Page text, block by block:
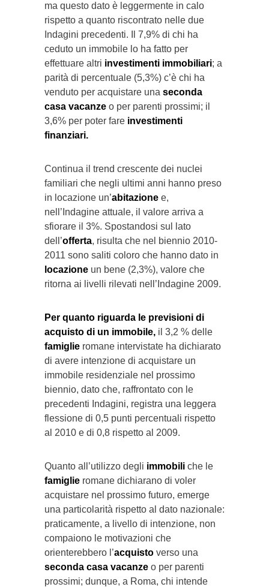
ma questo dato è leggermente in calo
rispetto a quanto riscontrato nelle due
Indagini precedenti. Il 7,9% di chi ha
ceduto un immobile lo ha fatto per
effettuare altri investimenti immobiliari; a
parità di percentuale (5,3%) c’è chi ha
venduto per acquistare una seconda
casa vacanze o per parenti prossimi; il
3,6% per poter fare investimenti
finanziari.
Continua il trend crescente dei nuclei
familiari che negli ultimi anni hanno preso
in locazione un’abitazione e,
nell’Indagine attuale, il valore arriva a
sfiorare il 3%. Spostandosi sul lato
dell’offerta, risulta che nel biennio 2010-
2011 sono saliti coloro che hanno dato in
locazione un bene (2,3%), valore che
ritorna ai livelli rilevati nell’Indagine 2009.
Per quanto riguarda le previsioni di
acquisto di un immobile, il 3,2 % delle
famiglie romane intervistate ha dichiarato
di avere intenzione di acquistare un
immobile residenziale nel prossimo
biennio, dato che, raffrontato con le
precedenti Indagini, registra una leggera
flessione di 0,5 punti percentuali rispetto
al 2010 e di 0,8 rispetto al 2009.
Quanto all’utilizzo degli immobili che le
famiglie romane dichiarano di voler
acquistare nel prossimo futuro, emerge
una particolarità rispetto al dato nazionale:
praticamente, a livello di intenzione, non
compaiono le motivazioni che
orienterebbero l’acquisto verso una
seconda casa vacanze o per parenti
prossimi; dunque, a Roma, chi intende